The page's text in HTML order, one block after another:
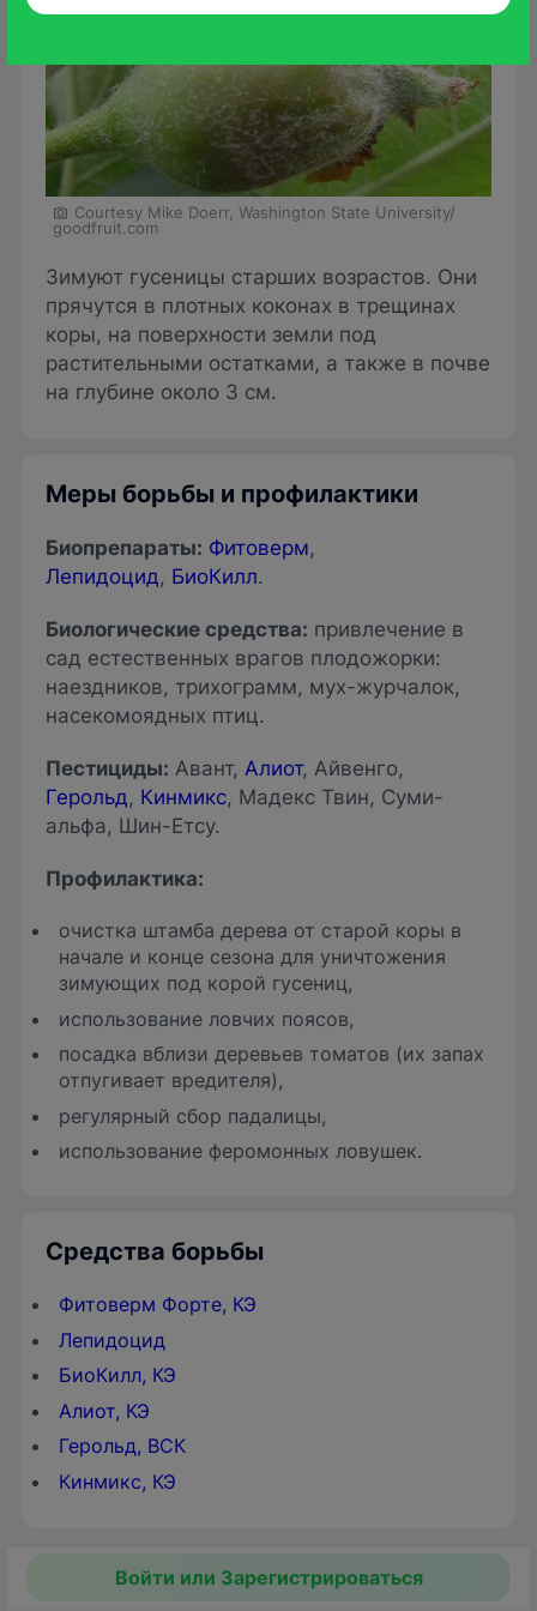
Courtesy Mike Doerr, Washington State University/
goodfruit.com
Зимуют гусеницы старших возрастов. Они
прячутся в плотных коконах в трещинах
коры, на поверхности земли под
растительными остатками, а также в почве
на глубине около 3 см.
Меры борьбы и профилактики
Биопрепараты: Фитоверм,
Лепидоцид, БиоКилл.
Биологические средства: привлечение в
сад естественных врагов плодожорки:
наездников, трихограмм, мух-журчалок,
насекомоядных птиц.
Пестициды: Авант, Алиот, Айвенго,
Герольд, Кинмикс, Мадекс Твин, Суми-
альфа, Шин-Етсу.
Профилактика:
очистка штамба дерева от старой коры в
начале и конце сезона для уничтожения
зимующих под корой гусениц,
использование ловчих поясов,
посадка вблизи деревьев томатов (их запах
отпугивает вредителя),
регулярный сбор падалицы,
использование феромонных ловушек.
Средства борьбы
Фитоверм Форте, КЭ
Лепидоцид
БиоКилл, КЭ
Алиот, КЭ
Герольд, ВСК
Кинмикс, КЭ
Войти или Зарегистрироваться